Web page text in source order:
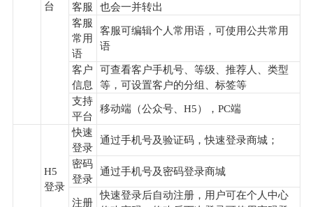
台
客服
也会一并转出
客服
常用
语
客服可编辑个人常用语，可使用公共常用
语
客户
信息
可查看客户手机号、等级、推荐人、类型
等，可设置客户的分组、标签等
支持
平台
移动端（公众号、H5），PC端
H5
登录
快速
登录
通过手机号及验证码，快速登录商城；
密码
登录
通过手机号及密码登录商城
注册
快速登录后自动注册，用户可在个人中心